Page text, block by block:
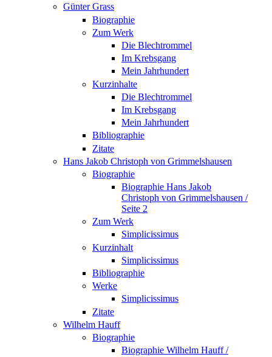
Günter Grass
Biographie
Zum Werk
Die Blechtrommel
Im Krebsgang
Mein Jahrhundert
Kurzinhalte
Die Blechtrommel
Im Krebsgang
Mein Jahrhundert
Bibliographie
Zitate
Hans Jakob Christoph von Grimmelshausen
Biographie
Biographie Hans Jakob
Christoph von Grimmelshausen /
Seite 2
Zum Werk
Simplicissimus
Kurzinhalt
Simplicissimus
Bibliographie
Werke
Simplicissimus
Zitate
Wilhelm Hauff
Biographie
Biographie Wilhelm Hauff /